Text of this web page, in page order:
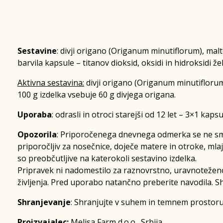
Sestavine: divji origano (Origanum minutiflorum),
barvila kapsule – titanov dioksid, oksidi in hidroksidi
Aktivna sestavina: divji origano (Origanum
100 g izdelka vsebuje 60 g divjega origana.
Uporaba: odrasli in otroci starejši od 12 let – 3×1
Opozorila: Priporočenega dnevnega odmerka se ne
priporočljiv za nosečnice, doječe matere in otroke,
so preobčutljive na katerokoli sestavino izdelka.
Pripravek ni nadomestilo za raznovrstno,
življenja. Pred uporabo natančno preberite navodila.
Shranjevanje: Shranjujte v suhem in temnem